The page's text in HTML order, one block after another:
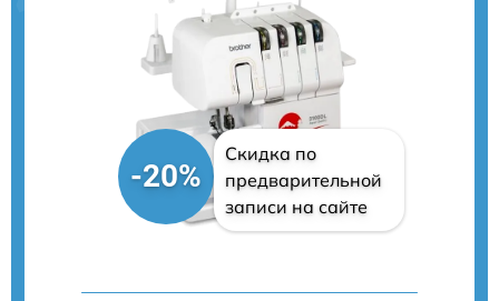
-20%
Скидка по
предварительной
записи на сайте